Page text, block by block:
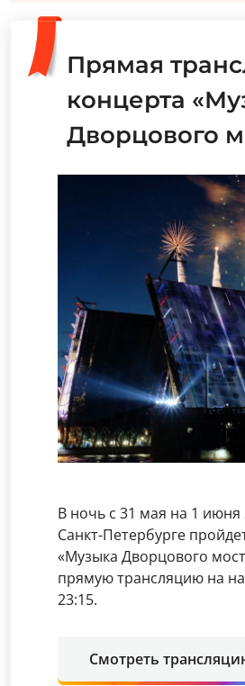
Прямая
концерта
Дворцового
В ночь с 31 мая на 1 июня
Санкт-Петербурге
«Музыка Дворцового
прямую трансляцию на
23:15.
Смотреть